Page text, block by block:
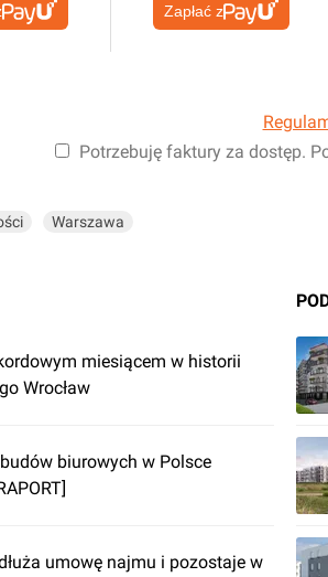
Zapłać z
Potrzebuję faktury za dostęp.
Warszawa
miesiącem w historii
Wrocław
biurowych w Polsce
umowę najmu i pozostaje w